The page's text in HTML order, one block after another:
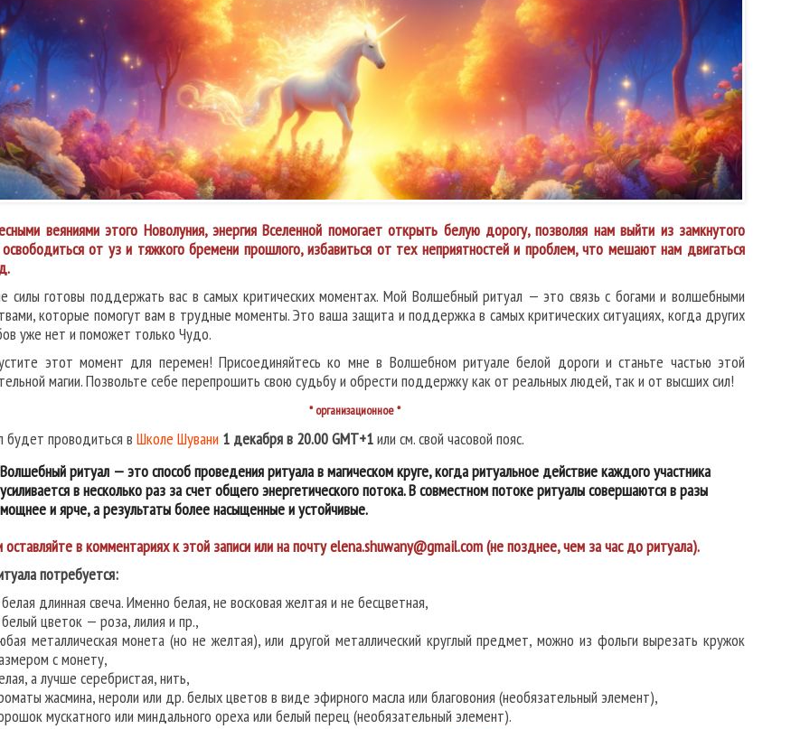
веяниями этого Новолуния, энергия Вселенной помогает открыть белую дорогу, позволяя нам выйти из замкнутого
освободиться от уз и тяжкого бремени прошлого, избавиться от тех неприятностей и проблем, что мешают нам двигаться
силы готовы поддержать вас в самых критических моментах. Мой Волшебный ритуал — это связь с богами и волшебными
которые помогут вам в трудные моменты. Это ваша защита и поддержка в самых критических ситуациях, когда других
уже нет и поможет только Чудо.
этот момент для перемен! Присоединяйтесь ко мне в Волшебном ритуале белой дороги и станьте частью этой
магии. Позвольте себе перепрошить свою судьбу и обрести поддержку как от реальных людей, так и от высших сил!
* организационное *
будет проводиться в Школе Шувани 1 декабря в 20.00 GMT+1или см. свой часовой пояс.
Волшебный ритуал — это способ проведения ритуала в магическом круге, когда ритуальное действие каждого участника
усиливается в несколько раз за счет общего энергетического потока. В совместном потоке ритуалы совершаются в разы
мощнее и ярче, а результаты более насыщенные и устойчивые.
оставляйте в комментариях к этой записи или на почту elena.shuwany@gmail.com (не позднее, чем за час до ритуала).
потребуется:
длинная свеча. Именно белая, не восковая желтая и не бесцветная,
цветок — роза, лилия и пр.,
металлическая монета (но не желтая), или другой металлический круглый предмет, можно из фольги вырезать кружок
с монету,
а лучше серебристая, нить,
жасмина, нероли или др. белых цветов в виде эфирного масла или благовония (необязательный элемент),
мускатного или миндального ореха или белый перец (необязательный элемент).